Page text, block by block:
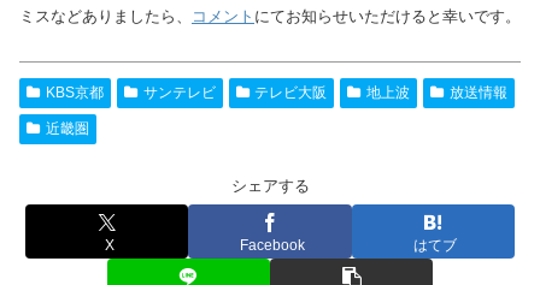
ミスなどありましたら、 コメント にてお知らせいただけると幸いです。
KBS京都 サンテレビ テレビ大阪 地上波 放送情報
近畿圏
シェアする
X Facebook はてブ